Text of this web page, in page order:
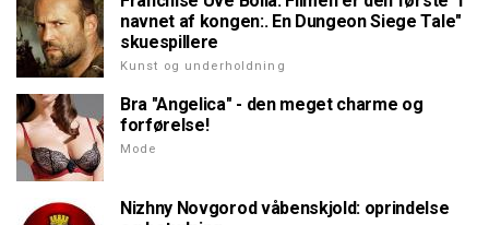
navnet af kongen:. En Dungeon Siege Tale"
skuespillere
Kunst og underholdning
Bra "Angelica" - den meget charme og
forførelse!
Mode
Nizhny Novgorod våbenskjold: oprindelse